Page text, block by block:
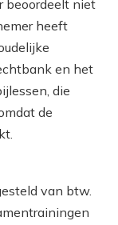
beoordeelt niet
heeft
en het
die
de
van btw.